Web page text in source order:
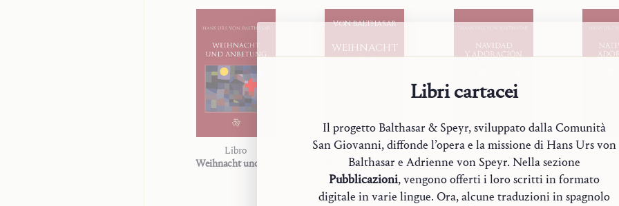
Tu hai parole di vita eterna
Cristo e Maria-Chiesa
Vita cristiana
Tempo e fine dei tempi
Sulla missione
«Studienausgabe»
Libro
WEIHNACHT
UND
VON BALTHASAR
Libro
Weihnacht und Anbetung
Libro
Navidad y adoración
Libri cartacei
Il progetto Balthasar & Speyr, sviluppato dalla Comunità
San Giovanni, diffonde l’opera e la missione di Hans Urs von
Balthasar e Adrienne von Speyr. Nella sezione
Pubblicazioni, vengono offerti i loro scritti in formato
digitale in varie lingue. Ora, alcune traduzioni in spagnolo